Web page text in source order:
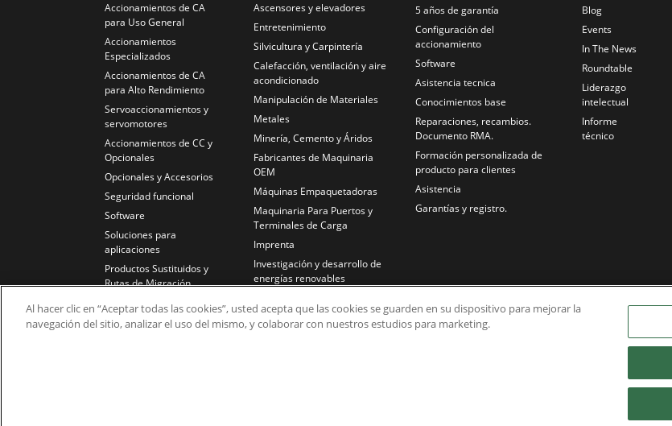
Accionamientos de CA
para Uso General
Accionamientos
Especializados
Accionamientos de CA
para Alto Rendimiento
Servoaccionamientos y
servomotores
Accionamientos de CC y
Opcionales
Opcionales y Accesorios
Seguridad funcional
Software
Soluciones para
aplicaciones
Productos Sustituidos y
Rutas de Migración
Ascensores y elevadores
Entretenimiento
Silvicultura y Carpintería
Calefacción, ventilación y aire
acondicionado
Manipulación de Materiales
Metales
Minería, Cemento y Áridos
Fabricantes de Maquinaria
OEM
Máquinas Empaquetadoras
Maquinaria Para Puertos y
Terminales de Carga
Imprenta
Investigación y desarrollo de
energías renovables
Bancos de Ensayos
5 años de garantía
Configuración del
accionamiento
Software
Asistencia tecnica
Conocimientos base
Reparaciones, recambios.
Documento RMA.
Formación personalizada de
producto para clientes
Asistencia
Garantías y registro.
Blog
Events
In The News
Roundtable
Liderazgo
intelectual
Informe
técnico
Al hacer clic en “Aceptar todas las cookies”, usted acepta que las cookies se guarden en su dispositivo para mejorar la
navegación del sitio, analizar el uso del mismo, y colaborar con nuestros estudios para marketing.